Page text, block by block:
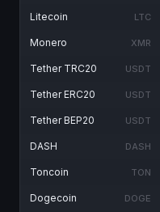
Litecoin LTC
Monero XMR
Tether TRC20 USDT
Tether ERC20 USDT
Tether BEP20 USDT
DASH DASH
Toncoin TON
Dogecoin DOGE